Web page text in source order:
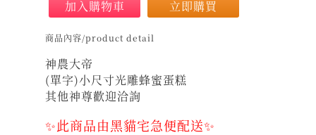
加入購物車
立即購買
商品內容/product detail
神農大帝
(單字)小尺寸光雕蜂蜜蛋糕
其他神尊歡迎洽詢
✨此商品由黑貓宅急便配送✨